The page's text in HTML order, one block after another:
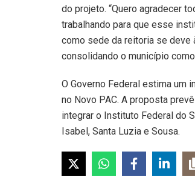
do projeto. “Quero agradecer
trabalhando para que esse
como sede da reitoria se deve
consolidando o município
O Governo Federal estima um
no Novo PAC. A proposta
integrar o Instituto Federal do
Isabel, Santa Luzia e Sousa.